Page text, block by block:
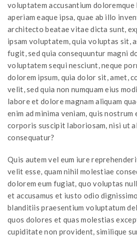
voluptatem accusantium doloremque
aperiam eaque ipsa, quae ab illo
architecto beatae vitae dicta sunt,
ipsam voluptatem, quia voluptas sit,
fugit, sed quia consequuntur magni
voluptatem sequi nesciunt, neque
dolorem ipsum, quia dolor sit, amet,
velit, sed quia non numquam eius
labore et dolore magnam aliquam
enim ad minima veniam, quis
corporis suscipit laboriosam, nisi ut
consequatur?
Quis autem vel eum iure
velit esse, quam nihil molestiae
dolorem eum fugiat, quo voluptas
et accusamus et iusto odio
blanditiis praesentium voluptatum
quos dolores et quas molestias
cupiditate non provident, similique